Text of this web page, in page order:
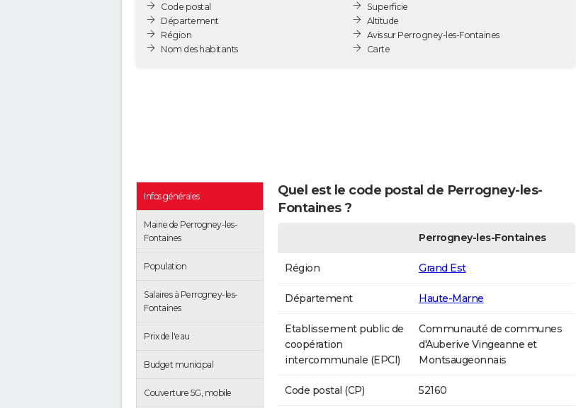
Code postal
Département
Région
Nom des habitants
Superficie
Altitude
Avis sur Perrogney-les-Fontaines
Carte
Infos générales
Mairie de Perrogney-les-
Fontaines
Population
Salaires à Perrogney-les-
Fontaines
Prix de l'eau
Budget municipal
Couverture 5G, mobile
Quel est le code postal de Perrogney-les-
Fontaines ?
Perrogney-les-Fontaines
Région Grand Est
Département Haute-Marne
Etablissement public de
coopération
intercommunale (EPCI)
Communauté de communes
d'Auberive Vingeanne et
Montsaugeonnais
Code postal (CP) 52160